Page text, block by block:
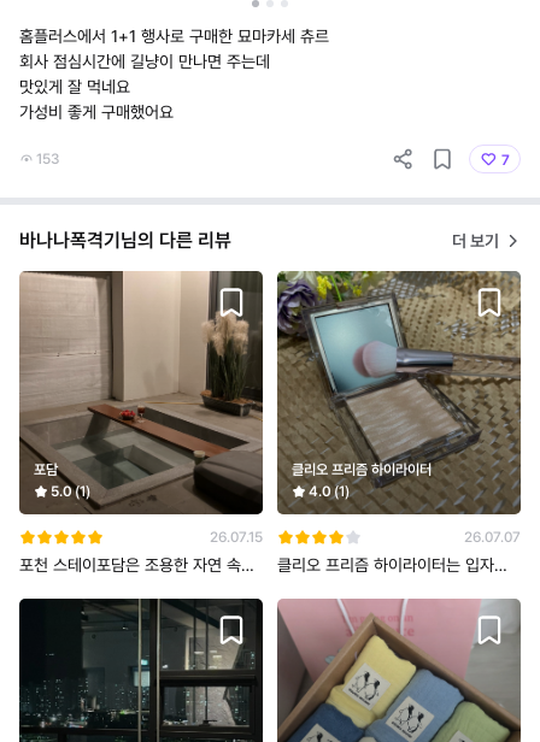
홈플러스에서 1+1 행사로 구매한 묘마카세 츄르
회사 점심시간에 길냥이 만나면 주는데
맛있게 잘 먹네요
가성비 좋게 구매했어요
153 7
바나나폭격기님의 다른 리뷰 더 보기
포담
5.0(1)
26.07.15
포천 스테이포담은 조용한 자연 속에
요
클리오 프리즘 하이라이터
4.0 (1)
26.07.07
클리오 프리즘 하이라이터는 입자가